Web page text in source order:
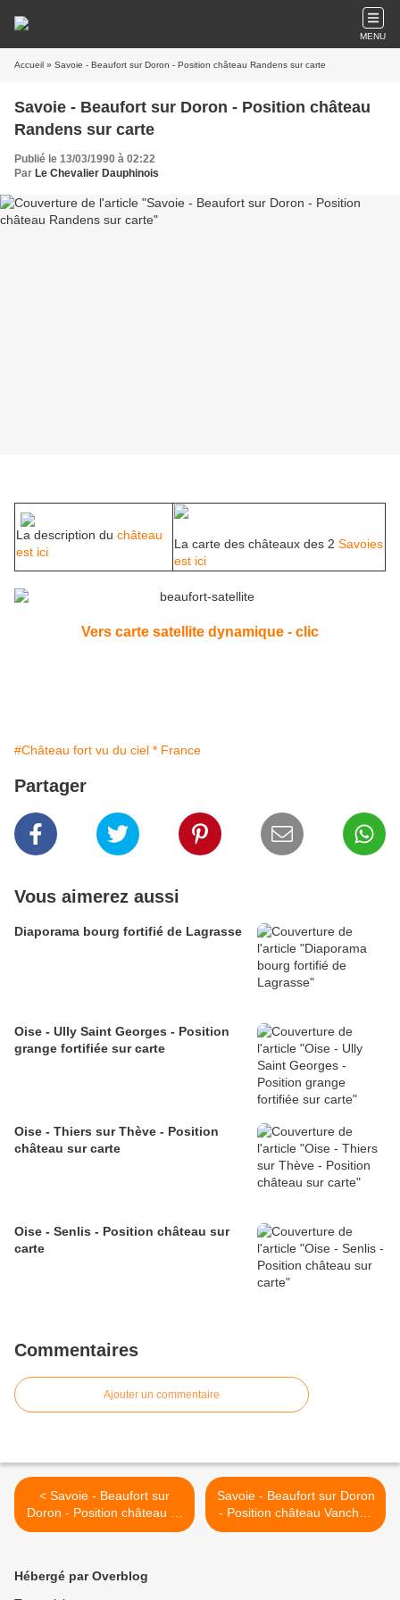
MENU
Accueil » Savoie - Beaufort sur Doron - Position château Randens sur carte
Savoie - Beaufort sur Doron - Position château
Randens sur carte
Publié le 13/03/1990 à 02:22
Par Le Chevalier Dauphinois
La description du château
est ici
La carte des châteaux des 2 Savoies
est ici
Vers carte satellite dynamique - clic
#Château fort vu du ciel * France
Partager
Vous aimerez aussi
Diaporama bourg fortifié de Lagrasse
Oise - Ully Saint Georges - Position
grange fortifiée sur carte
Oise - Thiers sur Thève - Position
château sur carte
Oise - Senlis - Position château sur
carte
Commentaires
Ajouter un commentaire
< Savoie - Beaufort sur
Doron - Position château 'la
Grande Salle' sur carte
Savoie - Beaufort sur Doron
- Position château Vanches
sur carte >
Hébergé par Overblog